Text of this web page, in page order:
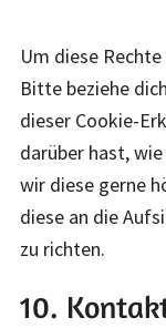
Um diese
Bitte beziehe
dieser Cookie-
darüber hast,
wir diese gerne
diese an die
zu richten.
10.